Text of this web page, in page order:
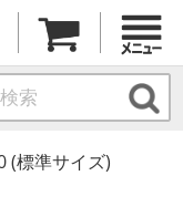
(標準サイズ)